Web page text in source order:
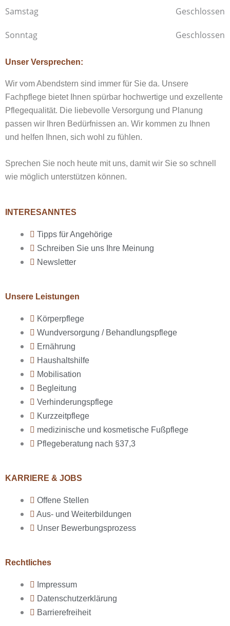
Samstag Geschlossen
Sonntag Geschlossen
Unser Versprechen:
Wir vom Abendstern sind immer für Sie da. Unsere
Fachpflege bietet Ihnen spürbar hochwertige und exzellente
Pflegequalität. Die liebevolle Versorgung und Planung
passen wir Ihren Bedürfnissen an. Wir kommen zu Ihnen
und helfen Ihnen, sich wohl zu fühlen.
Sprechen Sie noch heute mit uns, damit wir Sie so schnell
wie möglich unterstützen können.
INTERESANNTES
Tipps für Angehörige
Schreiben Sie uns Ihre Meinung
Newsletter
Unsere Leistungen
Körperpflege
Wundversorgung / Behandlungspflege
Ernährung
Haushaltshilfe
Mobilisation
Begleitung
Verhinderungspflege
Kurzzeitpflege
medizinische und kosmetische Fußpflege
Pflegeberatung nach §37,3
KARRIERE & JOBS
Offene Stellen
Aus- und Weiterbildungen
Unser Bewerbungsprozess
Rechtliches
Impressum
Datenschutzerklärung
Barrierefreiheit